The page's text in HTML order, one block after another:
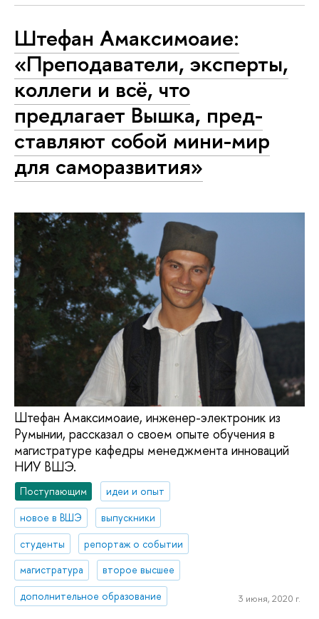
Штефан Амаксимоаие:
«Пре­по­да­ва­те­ли, эксперты,
коллеги и всё, что
предлагает Вышка, пред­
став­ля­ют собой мини-мир
для са­мо­раз­ви­тия»
Штефан Амаксимоаие, инженер-электроник из
Румынии, рассказал о своем опыте обучения в
магистратуре кафедры менеджмента инноваций
НИУ ВШЭ.
Поступающим
идеи и опыт
новое в ВШЭ
выпускники
студенты
репортаж о событии
магистратура
второе высшее
дополнительное образование
3 июня, 2020 г.